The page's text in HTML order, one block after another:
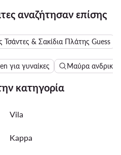
αναζήτησαν επίσης
Τσάντες & Σακίδια Πλάτης Guess
για γυναίκες Μαύρα ανδρικά
κατηγορία
Vila
Kappa